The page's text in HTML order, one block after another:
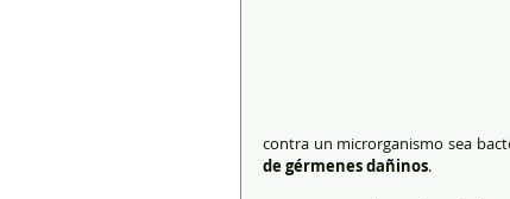
contra un microrganismo sea
de gérmenes dañinos.